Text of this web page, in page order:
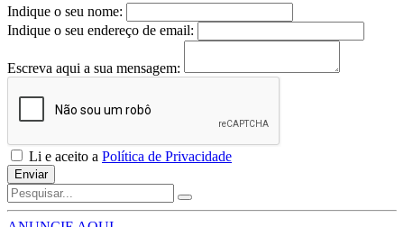
Indique o seu nome:
Indique o seu endereço de email:
Escreva aqui a sua mensagem:
Li e aceito a Política de Privacidade
Enviar